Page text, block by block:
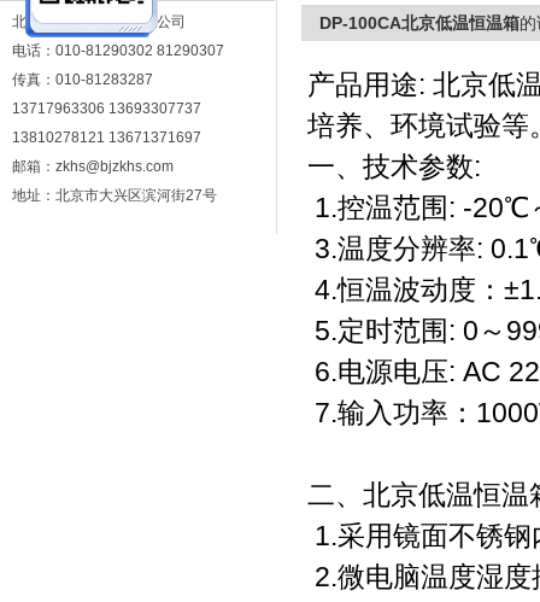
北京中科环试仪器有限公司
电话：010-81290302 81290307
传真：010-81283287
13717963306 13693307737
13810278121 13671371697
邮箱：zkhs@bjzkhs.com
地址：北京市大兴区滨河街27号
DP-100CA北京低温恒温箱
产品用途: 北京低
培养、环境试验等
一、技术参数:
1.控温范围: -
3.温度分辨率:
4.恒温波动度：
5.定时范围: 0～
6.电源电压: AC
7.输入功率：
二、北京低温恒温
1.采用镜面不锈
2.微电脑温度湿